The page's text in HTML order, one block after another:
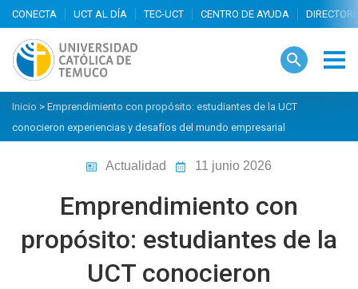
search
Inicio > Emprendimiento con propósito: estudiantes de la UCT
conocieron experiencias y desafíos del mundo empresarial
Actualidad 11 junio 2026
Emprendimiento con
propósito: estudiantes de la
UCT conocieron